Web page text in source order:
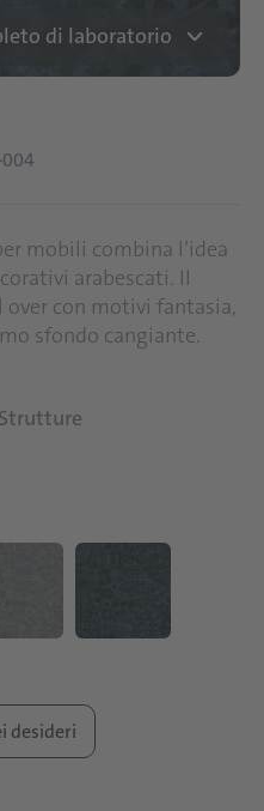
di laboratorio
mobili combina l’idea
arabescati. Il
con motivi fantasia,
sfondo cangiante.
desideri